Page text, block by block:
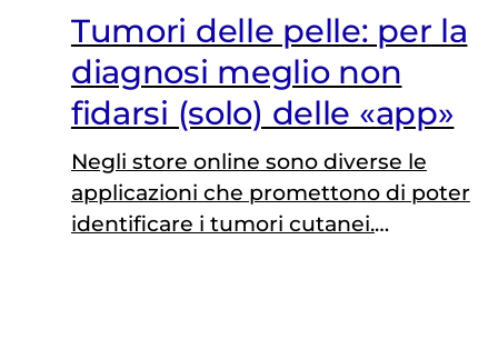
Tumori delle pelle: per la
diagnosi meglio non
fidarsi (solo) delle «app»
Negli store online sono diverse le
applicazioni che promettono di poter
identificare i tumori cutanei.